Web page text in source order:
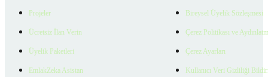
Projeler
Ücretsiz İlan Verin
Üyelik Paketleri
EmlakZeka Asistan
Bireysel Üyelik Sözleşmesi
Çerez Politikası ve
Çerez Ayarları
Kullanıcı Veri Gizliliği